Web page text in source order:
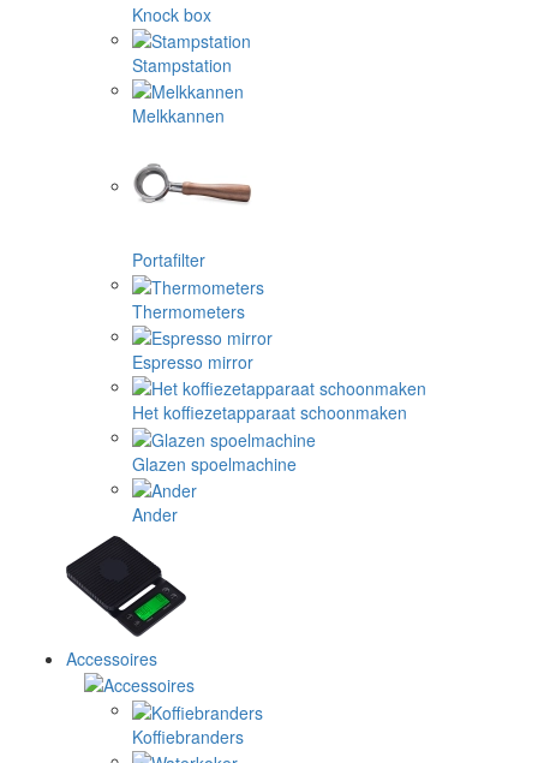
Knock box
Stampstation
Melkkannen
Portafilter
Thermometers
Espresso mirror
Het koffiezetapparaat schoonmaken
Glazen spoelmachine
Ander
Accessoires
Koffiebranders